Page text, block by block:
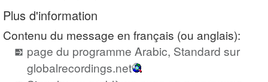
Plus d'information
Contenu du message en français (ou anglais):
page du programme Arabic, Standard sur
globalrecordings.net